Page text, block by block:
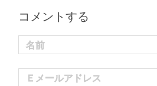
コメントする
名前
Ｅメールアドレス